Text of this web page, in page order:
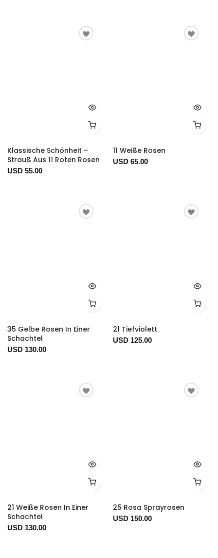
Klassische Schönheit –
Strauß Aus 11 Roten Rosen
USD 55.00
11 Weiße Rosen
USD 65.00
35 Gelbe Rosen In Einer
Schachtel
USD 130.00
21 Tiefviolett
USD 125.00
21 Weiße Rosen In Einer
Schachtel
USD 130.00
25 Rosa Sprayrosen
USD 150.00